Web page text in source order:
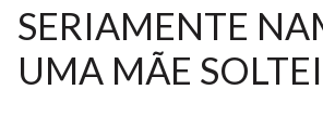
SERIAMENTE
UMA MÃE